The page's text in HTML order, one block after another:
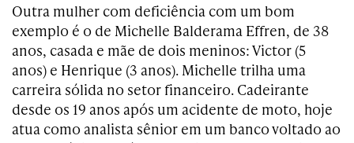
Outra mulher com deficiência com um bom
exemplo é o de Michelle Balderama Effren, de 38
anos, casada e mãe de dois meninos: Victor (5
anos) e Henrique (3 anos). Michelle trilha uma
carreira sólida no setor financeiro. Cadeirante
desde os 19 anos após um acidente de moto, hoje
atua como analista sênior em um banco voltado ao